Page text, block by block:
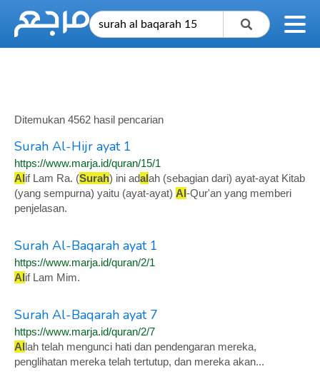
Ditemukan 4562 hasil pencarian
Surah Al-Hijr ayat 1
https://www.marja.id/quran/15/1
Alif Lam Ra. (Surah) ini adalah (sebagian dari) ayat-ayat Kitab
(yang sempurna) yaitu (ayat-ayat) Al-Qur'an yang memberi
penjelasan.
Surah Al-Baqarah ayat 1
https://www.marja.id/quran/2/1
Alif Lam Mim.
Surah Al-Baqarah ayat 7
https://www.marja.id/quran/2/7
Allah telah mengunci hati dan pendengaran mereka,
penglihatan mereka telah tertutup, dan mereka akan...